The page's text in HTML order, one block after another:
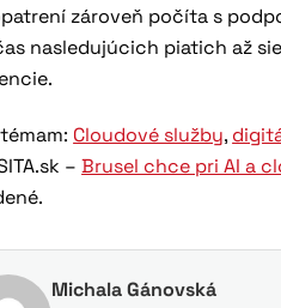
zároveň počíta s
nasledujúcich piatich až
Cloudové služby,
–Brusel chce pri AI a
Michala Gánovská